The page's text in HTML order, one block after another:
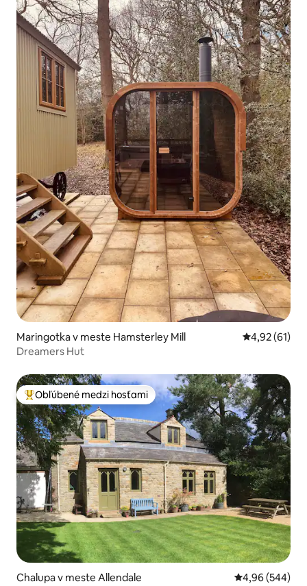
Maringotka v meste Hamsterley Mill Priemerné
4,92 (61)
Dreamers Hut
Najobľúbenejšie medzi hosťami
Obľúbené medzi hosťami
Chalupa v meste Allendale Priemerné
4,96 (544)